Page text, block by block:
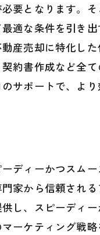
要となります。
適な条件を引き
産売却に特化し
約書作成など全
サポートで、よ
ディーかつスム
家から信頼され
し、スピーディ
ーケティング戦